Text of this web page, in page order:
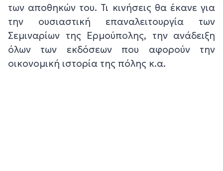
των αποθηκών του. Τι κινήσεις θα έκανε για
την ουσιαστική επαναλειτουργία των
Σεμιναρίων της Ερμούπολης, την ανάδειξη
όλων των εκδόσεων που αφορούν την
οικονομική ιστορία της πόλης κ.α.